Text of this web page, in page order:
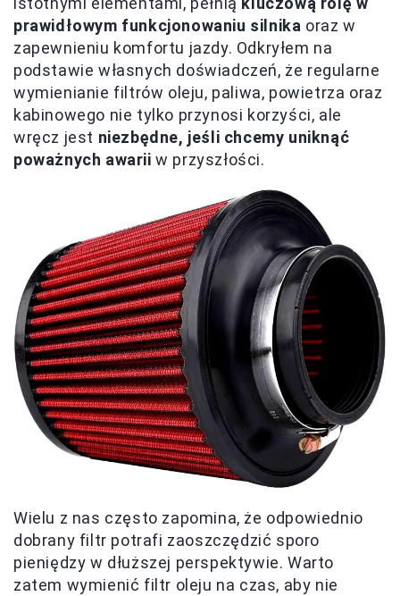
prawidłowym funkcjonowaniu silnika oraz w
zapewnieniu komfortu jazdy. Odkryłem na
podstawie własnych doświadczeń, że regularne
wymienianie filtrów oleju, paliwa, powietrza oraz
kabinowego nie tylko przynosi korzyści, ale
wręcz jest niezbędne, jeśli chcemy uniknąć
poważnych awarii w przyszłości.
Wielu z nas często zapomina, że odpowiednio
dobrany filtr potrafi zaoszczędzić sporo
pieniędzy w dłuższej perspektywie. Warto
zatem wymienić filtr oleju na czas, aby nie